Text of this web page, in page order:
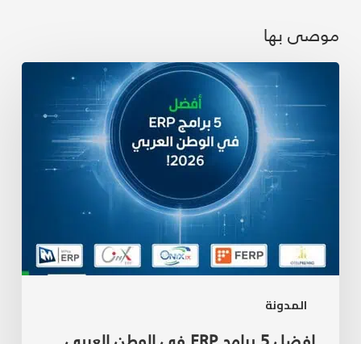
موصى بها
المدونة